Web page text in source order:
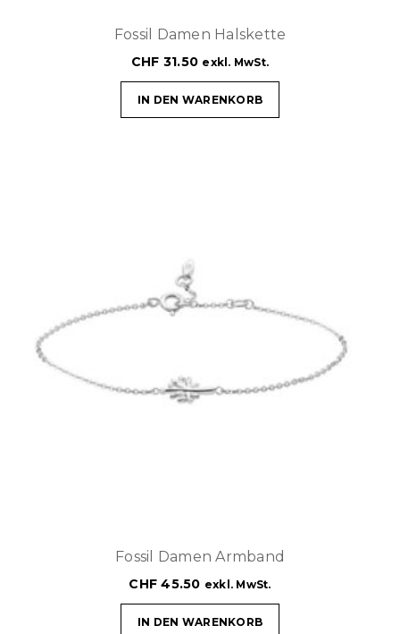
Fossil Damen Halskette
CHF 31.50 exkl. MwSt.
IN DEN WARENKORB
Fossil Damen Armband
CHF 45.50 exkl. MwSt.
IN DEN WARENKORB